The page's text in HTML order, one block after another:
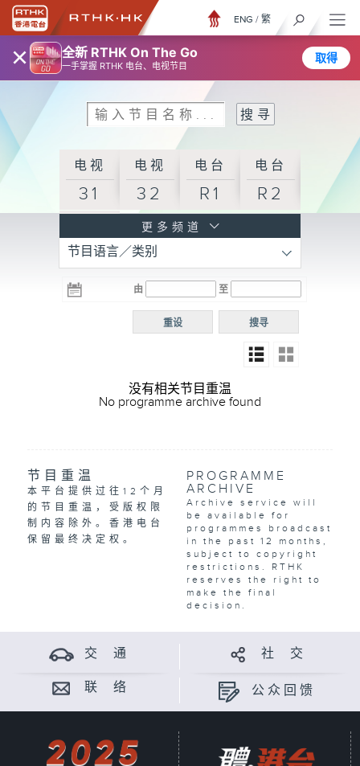
× 全新 RTHK On The Go
一手掌握 RTHK 电台、电视节目
取得
ENG / 繁
电视
31
电视
32
电台
R1
电台
R2
R3
电台 电台
R5
电台
普通
更多频道
节目语言／类别
由 至
搜寻
重设
没有相关节目重温
No programme archive found
节目重温
本平台提供过往12个月
的节目重温，受版权限
制内容除外。香港电台
保留最终决定权。
PROGRAMME
ARCHIVE
Archive service will
be available for
programmes broadcast
in the past 12 months,
subject to copyright
restrictions. RTHK
reserves the right to
make the final
decision.
交 通 社 交
联 络 公众回馈